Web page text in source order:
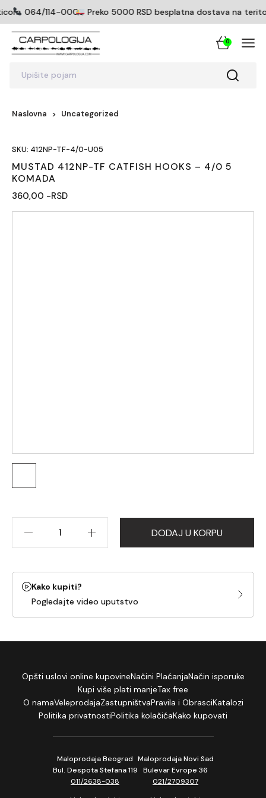
064/114-0005Preko 5000 RSD besplatna dostava na
Upišite pojam
0
Naslovna Uncategorized
SKU: 412NP-TF-4/0-U05
MUSTAD 412NP-TF CATFISH HOOKS – 4/0 5
KOMADA
360,00 -RSD
DODAJ U KORPU
Kako kupiti?
Pogledajte video uputstvo
Opšti uslovi online kupovineNačini PlaćanjaNačin isporuke
Kupi više plati manjeTax free
O namaVeleprodajaZastupništvaPravila i ObrasciKatalozi
Politika privatnostiPolitika kolačićaKako kupovati
Maloprodaja Beograd
Bul. Despota Stefana 119
011/2638-038
Maloprodaja Novi Sad
Bulevar Evrope 36
021/2709307